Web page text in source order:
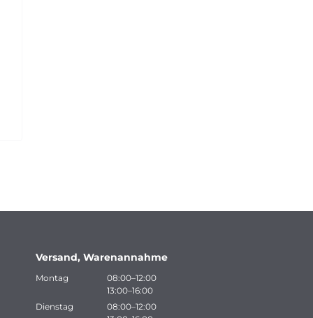
Versand, Warenannahme
Montag
08:00–12:00
13:00–16:00
Dienstag
08:00–12:00